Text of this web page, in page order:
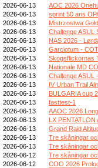
2026-06-13
AOC 2026
2026-06-13
sprint 50 ans
2026-06-13
Mistrzostwa
2026-06-13
Challenge ASUL
2026-06-13
NAS 2026 -
2026-06-13
Garciotum -
2026-06-13
Skogsflickornas
2026-06-13
Nationale MD
2026-06-13
Challenge ASUL
2026-06-13
IV Urban Trail
2026-06-13
BULGARIA cup 2
2026-06-13
fasttest-1
2026-06-13
AAOC 2026 Long
2026-06-13
LX
2026-06-13
Grand Raid
2026-06-13
Tre skåningar
2026-06-13
Tre skåningar
2026-06-12
Tre skåningar
2026-06-12
COO 2026